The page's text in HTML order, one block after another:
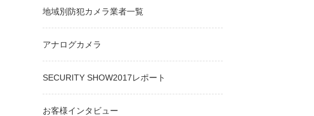
地域別防犯カメラ業者一覧
アナログカメラ
SECURITY SHOW2017レポート
お客様インタビュー